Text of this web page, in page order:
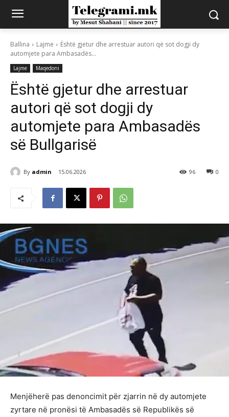
Ballina Lajme
Është gjetur dhe arrestuar autori që sot dogji dy
automjete para Ambasadës...
Lajme Maqedoni
Është gjetur dhe arrestuar
autori që sot dogji dy
automjete para Ambasadës
së Bullgarisë
By admin 15.06.2026 0
96
Menjëherë pas denoncimit për zjarrin në dy automjete
zyrtare në pronësi të Ambasadës së Republikës së